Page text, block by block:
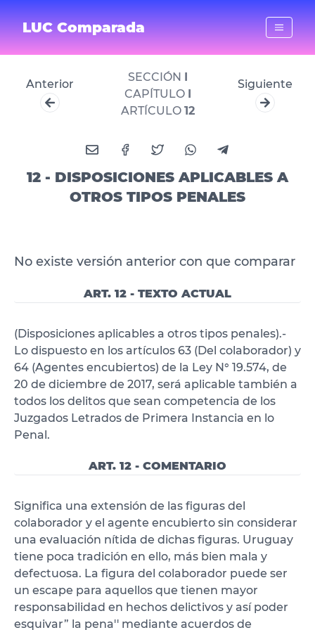
LUC Comparada
Anterior
SECCIÓN I
CAPÍTULO I
ARTÍCULO 12
Siguiente
12 - DISPOSICIONES APLICABLES A
OTROS TIPOS PENALES
No existe versión anterior con que comparar
ART. 12 - TEXTO ACTUAL
(Disposiciones aplicables a otros tipos penales).-
Lo dispuesto en los artículos 63 (Del colaborador) y
64 (Agentes encubiertos) de la Ley N° 19.574, de
20 de diciembre de 2017, será aplicable también a
todos los delitos que sean competencia de los
Juzgados Letrados de Primera Instancia en lo
Penal.
ART. 12 - COMENTARIO
Significa una extensión de las figuras del
colaborador y el agente encubierto sin considerar
una evaluación nítida de dichas figuras. Uruguay
tiene poca tradición en ello, más bien mala y
defectuosa. La figura del colaborador puede ser
un escape para aquellos que tienen mayor
responsabilidad en hechos delictivos y así poder
esquivar” la pena'' mediante acuerdos de